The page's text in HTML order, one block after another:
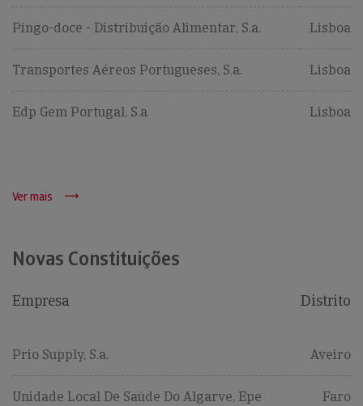
Pingo-doce - Distribuição Alimentar, S.a. Lisboa
Transportes Aéreos Portugueses, S.a. Lisboa
Edp Gem Portugal, S.a Lisboa
Ver mais
Novas Constituições
Empresa Distrito
Prio Supply, S.a. Aveiro
Unidade Local De Saúde Do Algarve, Epe Faro